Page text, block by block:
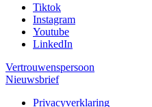
Tiktok
Instagram
Youtube
LinkedIn
Vertrouwenspersoon
Nieuwsbrief
Privacyverklaring